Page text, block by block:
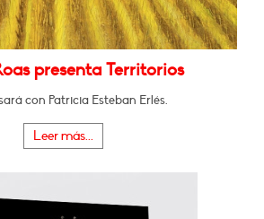
presenta Territorios
con Patricia Esteban Erlés.
Leer más...